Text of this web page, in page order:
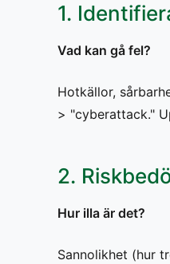
1.
Vad kan gå fel?
Hotkällor,
> "cyberattack."
2.
Hur illa är det?
Sannolikhet (hur